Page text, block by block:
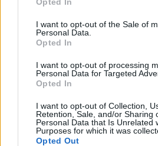
use your data for below specified
consent section.
I want to opt-out of the Sale of
Personal Data.
Opted In
I want to opt-out of processing
Personal Data for Targeted
Opted In
I want to opt-out of Collection,
Retention, Sale, and/or Sharing
Personal Data that Is Unrelated
Purposes for which it was
Opted Out